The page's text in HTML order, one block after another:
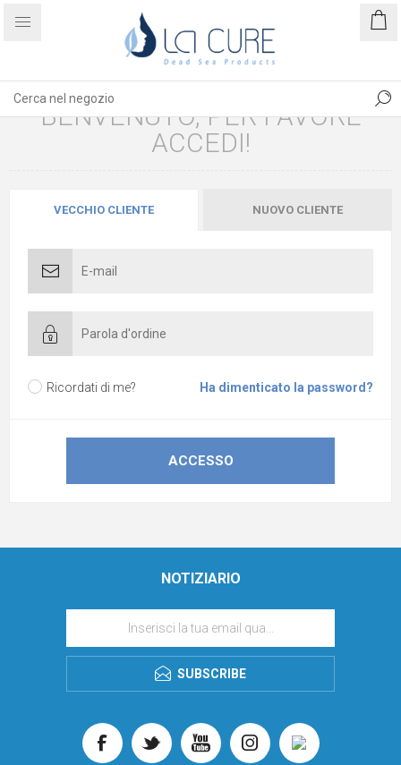
BENVENUTO, PER FAVORE
ACCEDI!
VECCHIO CLIENTE NUOVO CLIENTE
Ricordati di me? Ha dimenticato la password?
NOTIZIARIO
SUBSCRIBE